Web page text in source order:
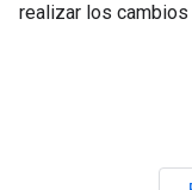
realizar los